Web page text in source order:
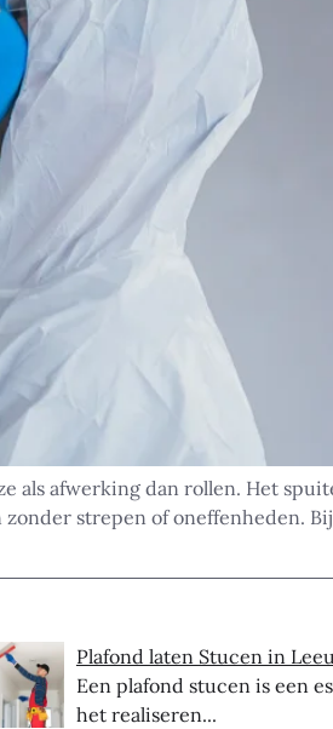
als afwerking dan rollen. Het
strepen of oneffenheden.
Plafond laten Stucen in
Een plafond stucen is een
het realiseren...